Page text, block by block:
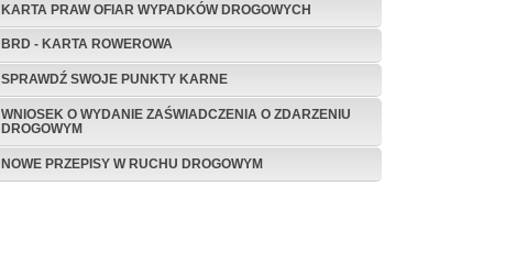
KARTA PRAW OFIAR WYPADKÓW DROGOWYCH
BRD - KARTA ROWEROWA
SPRAWDŹ SWOJE PUNKTY KARNE
WNIOSEK O WYDANIE ZAŚWIADCZENIA O ZDARZENIU
DROGOWYM
NOWE PRZEPISY W RUCHU DROGOWYM